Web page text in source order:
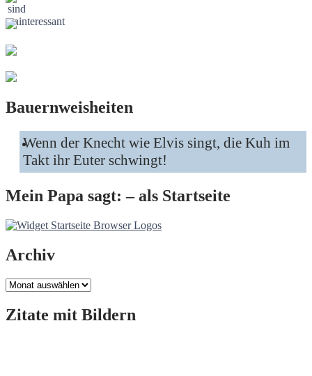
Bauernweisheiten
Wenn der Knecht wie Elvis singt, die Kuh im
Takt ihr Euter schwingt!
Mein Papa sagt: – als Startseite
Archiv
Archiv
Zitate mit Bildern